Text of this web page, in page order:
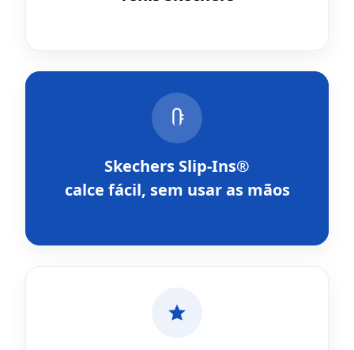
Skechers Slip-Ins®
calce fácil, sem usar as mãos